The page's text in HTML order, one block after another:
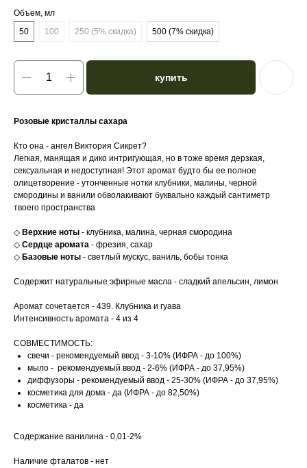
Объем, мл
50
100 250 (5% скидка) 500 (7% скидка)
купить
Розовые кристаллы сахара
Кто она - ангел Виктория Сикрет?
Легкая, манящая и дико интригующая, но в тоже время дерзкая,
сексуальная и недоступная! Этот аромат будто бы ее полное
олицетворение - утонченные нотки клубники, малины, черной
смородины и ванили обволакивают буквально каждый сантиметр
твоего пространства
◇ Верхние ноты - клубника, малина, черная смородина
◇ Сердце аромата - фрезия, сахар
◇ Базовые ноты - светлый мускус, ваниль, бобы тонка
Содержит натуральные эфирные масла - сладкий апельсин, лимон
Аромат сочетается - 439. Клубника и гуава
Интенсивность аромата - 4 из 4
СОВМЕСТИМОСТЬ:
свечи - рекомендуемый ввод - 3-10% (ИФРА - до 100%)
мыло - рекомендуемый ввод - 2-6% (ИФРА - до 37,95%)
диффузоры - рекомендуемый ввод - 25-30% (ИФРА - до 37,95%)
косметика для дома - да (ИФРА - до 82,50%)
косметика - да
Содержание ванилина - 0,01-2%
Наличие фталатов - нет